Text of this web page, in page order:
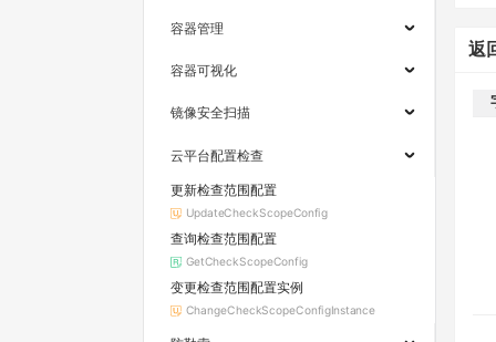
容器管理
容器可视化
镜像安全扫描
云平台配置检查
更新检查范围配置
UpdateCheckScopeConfig
查询检查范围配置
GetCheckScopeConfig
变更检查范围配置实例
ChangeCheckScopeConfigInstance
返